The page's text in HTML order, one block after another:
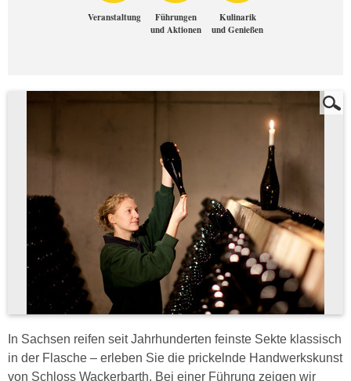
Veranstaltung
Führungen
und Aktionen
Kulinarik
und Genießen
In Sachsen reifen seit Jahrhunderten feinste Sekte klassisch
in der Flasche – erleben Sie die prickelnde Handwerkskunst
von Schloss Wackerbarth. Bei einer Führung zeigen wir